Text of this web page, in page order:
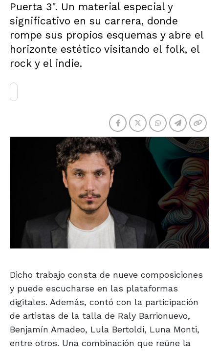
Puerta 3". Un material especial y
significativo en su carrera, donde
rompe sus propios esquemas y abre el
horizonte estético visitando el folk, el
rock y el indie.
Dicho trabajo consta de nueve composiciones
y puede escucharse en las plataformas
digitales. Además, contó con la participación
de artistas de la talla de Raly Barrionuevo,
Benjamín Amadeo, Lula Bertoldi, Luna Monti,
entre otros. Una combinación que reúne la